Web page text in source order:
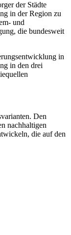
der Städte
in der Region zu
und
die bundesweit
in
in den drei
Den
nachhaltigen
die auf den